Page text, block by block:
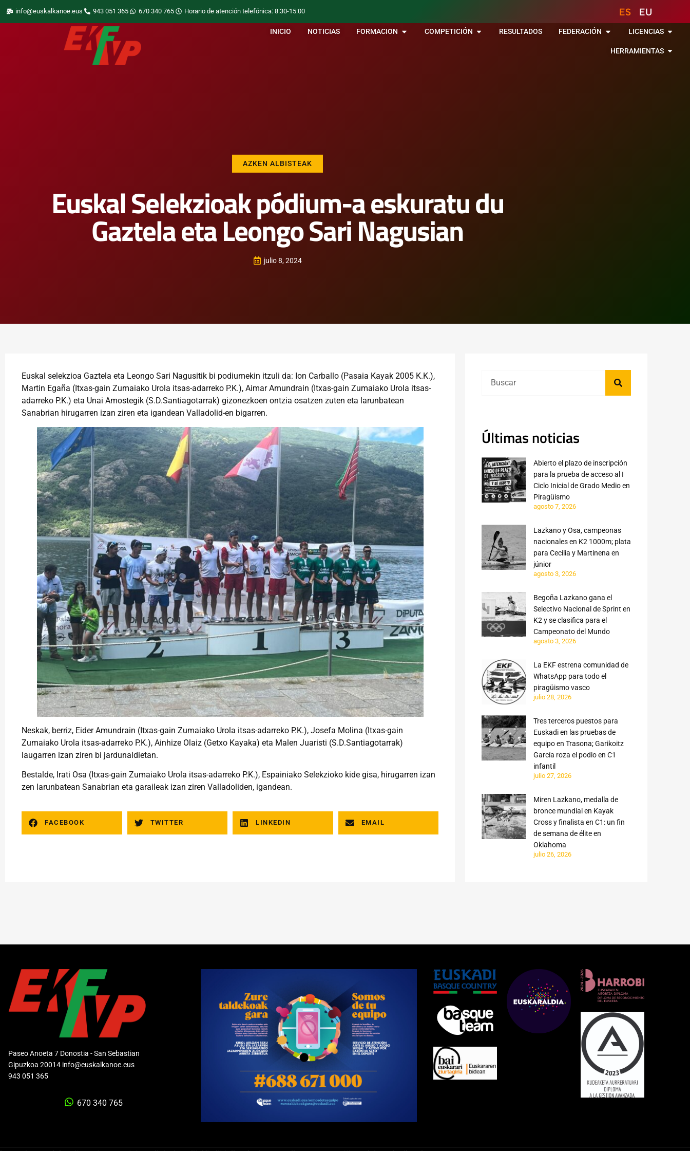
info@euskalkanoe.eus 943 051 365 670 340 765 Horario de atención telefónica: 8:30-15:00 ES EU
INICIO NOTICIAS FORMACION COMPETICIÓN RESULTADOS FEDERACIÓN LICENCIAS
HERRAMIENTAS
AZKEN ALBISTEAK
Euskal Selekzioak pódium-a eskuratu du
Gaztela eta Leongo Sari Nagusian
julio 8, 2024
Euskal selekzioa Gaztela eta Leongo Sari Nagusitik bi podiumekin itzuli da: Ion Carballo (Pasaia Kayak 2005 K.K.),
Martin Egaña (Itxas-gain Zumaiako Urola itsas-adarreko P.K.), Aimar Amundrain (Itxas-gain Zumaiako Urola itsas-
adarreko P.K.) eta Unai Amostegik (S.D.Santiagotarrak) gizonezkoen ontzia osatzen zuten eta larunbatean
Sanabrian hirugarren izan ziren eta igandean Valladolid-en bigarren.
Neskak, berriz, Eider Amundrain (Itxas-gain Zumaiako Urola itsas-adarreko P.K.), Josefa Molina (Itxas-gain
Zumaiako Urola itsas-adarreko P.K.), Ainhize Olaiz (Getxo Kayaka) eta Malen Juaristi (S.D.Santiagotarrak)
laugarren izan ziren bi jardunaldietan.
Bestalde, Irati Osa (Itxas-gain Zumaiako Urola itsas-adarreko P.K.), Espainiako Selekzioko kide gisa, hirugarren izan
zen larunbatean Sanabrian eta garaileak izan ziren Valladoliden, igandean.
FACEBOOK TWITTER LINKEDIN EMAIL
Últimas noticias
Abierto el plazo de inscripción
para la prueba de acceso al I
Ciclo Inicial de Grado Medio en
Piragüismo
agosto 7, 2026
Lazkano y Osa, campeonas
nacionales en K2 1000m; plata
para Cecilia y Martinena en
júnior
agosto 3, 2026
Begoña Lazkano gana el
Selectivo Nacional de Sprint en
K2 y se clasifica para el
Campeonato del Mundo
agosto 3, 2026
La EKF estrena comunidad de
WhatsApp para todo el
piragüismo vasco
julio 28, 2026
Tres terceros puestos para
Euskadi en las pruebas de
equipo en Trasona; Garikoitz
García roza el podio en C1
infantil
julio 27, 2026
Miren Lazkano, medalla de
bronce mundial en Kayak
Cross y finalista en C1: un fin
de semana de élite en
Oklahoma
julio 26, 2026
Paseo Anoeta 7 Donostia - San Sebastian
Gipuzkoa 20014 info@euskalkanoe.eus
943 051 365
670 340 765